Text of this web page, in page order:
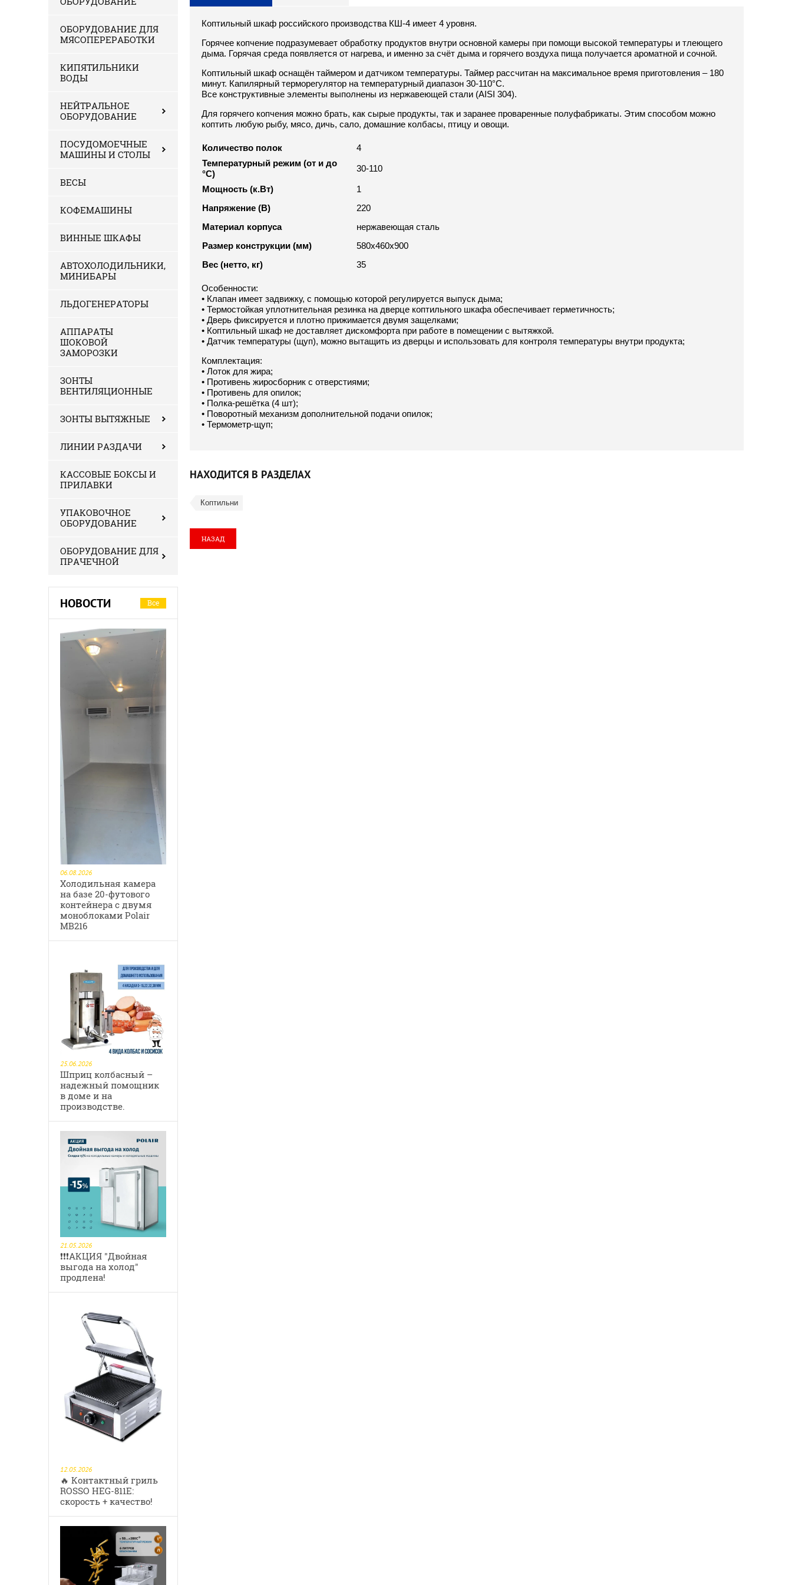
ОБОРУДОВАНИЕ ДЛЯ
МЯСОПЕРЕРАБОТКИ
КИПЯТИЛЬНИКИ
ВОДЫ
НЕЙТРАЛЬНОЕ
ОБОРУДОВАНИЕ
ПОСУДОМОЕЧНЫЕ
МАШИНЫ И СТОЛЫ
ВЕСЫ
КОФЕМАШИНЫ
ВИННЫЕ ШКАФЫ
АВТОХОЛОДИЛЬНИКИ,
МИНИБАРЫ
ЛЬДОГЕНЕРАТОРЫ
АППАРАТЫ
ШОКОВОЙ
ЗАМОРОЗКИ
ЗОНТЫ
ВЕНТИЛЯЦИОННЫЕ
ЗОНТЫ ВЫТЯЖНЫЕ
ЛИНИИ РАЗДАЧИ
КАССОВЫЕ БОКСЫ И
ПРИЛАВКИ
УПАКОВОЧНОЕ
ОБОРУДОВАНИЕ
ОБОРУДОВАНИЕ ДЛЯ
ПРАЧЕЧНОЙ
НОВОСТИ Все
06.08.2026
Холодильная камера
на базе 20-футового
контейнера с двумя
моноблоками Polair
MB216
25.06.2026
Шприц колбасный –
надежный помощник
в доме и на
производстве.
21.05.2026
❗❗❗️АКЦИЯ "Двойная
выгода на холод"
продлена!
12.05.2026
🔥 Контактный гриль
ROSSO HEG‑811E:
скорость + качество!
Коптильный шкаф российского производства КШ-4 имеет 4 уровня.
Горячее копчение подразумевает обработку продуктов внутри основной камеры при помощи высокой температуры и тлеющего
дыма. Горячая среда появляется от нагрева, и именно за счёт дыма и горячего воздуха пища получается ароматной и сочной.
Коптильный шкаф оснащён таймером и датчиком температуры. Таймер рассчитан на максимальное время приготовления – 180
минут. Капилярный терморегулятор на температурный диапазон 30-110°С.
Все конструктивные элементы выполнены из нержавеющей стали (AISI 304).
Для горячего копчения можно брать, как сырые продукты, так и заранее проваренные полуфабрикаты. Этим способом можно
коптить любую рыбу, мясо, дичь, сало, домашние колбасы, птицу и овощи.
Количество полок
4
Температурный режим (от и до
°С)
30-110
Мощность (к.Вт)
1
Напряжение (В)
220
Материал корпуса
нержавеющая сталь
Размер конструкции (мм)
580х460х900
Вес (нетто, кг)
35
Особенности:
• Клапан имеет задвижку, с помощью которой регулируется выпуск дыма;
• Термостойкая уплотнительная резинка на дверце коптильного шкафа обеспечивает герметичность;
• Дверь фиксируется и плотно прижимается двумя защелками;
• Коптильный шкаф не доставляет дискомфорта при работе в помещении с вытяжкой.
• Датчик температуры (щуп), можно вытащить из дверцы и использовать для контроля температуры внутри продукта;
Комплектация:
• Лоток для жира;
• Противень жиросборник с отверстиями;
• Противень для опилок;
• Полка-решётка (4 шт);
• Поворотный механизм дополнительной подачи опилок;
• Термометр-щуп;
НАХОДИТСЯ В РАЗДЕЛАХ
Коптильни
НАЗАД